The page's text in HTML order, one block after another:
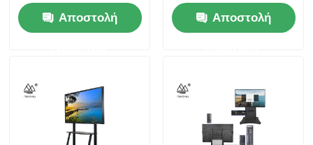
επιχείρησηΑποστολή
Αποστολή